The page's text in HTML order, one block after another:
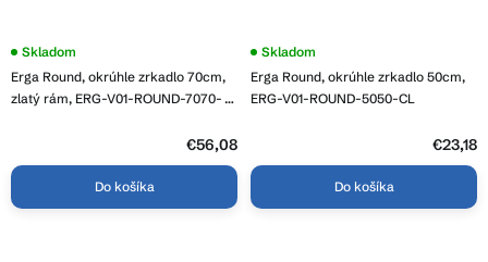
Erga Round, okrúhle zrkadlo 70cm,
zlatý rám, ERG-V01-ROUND-7070-
Skladom
€56,08
Do košíka
Erga Round, okrúhle zrkadlo 50cm,
ERG-V01-ROUND-5050-CL
Skladom
€23,18
Do košíka